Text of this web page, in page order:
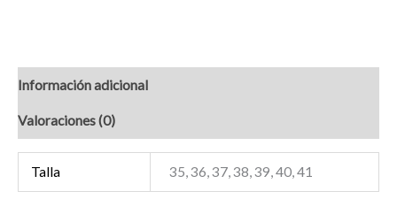
Información adicional
Valoraciones (0)
Talla 35, 36, 37, 38, 39, 40, 41